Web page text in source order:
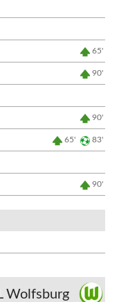
65'
90'
90'
65' 83'
90'
Wolfsburg